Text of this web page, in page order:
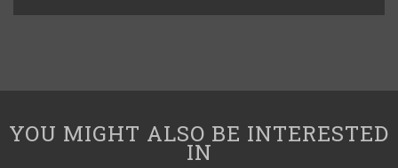
YOU MIGHT ALSO BE INTERESTED
IN